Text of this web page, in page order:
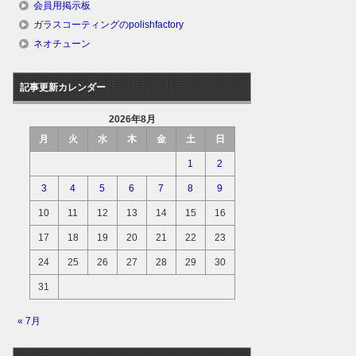
会員用掲示板
ガラスコーティングのpolishfactory
ネオチューン
記事更新カレンダー
2026年8月
月
火 水 木 金 土 日
1 2
3 4 5 6 7 8 9
10 11 12 13 14 15 16
17 18 19 20 21 22 23
24 25 26 27 28 29 30
31
« 7月